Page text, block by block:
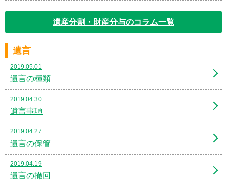
遺産分割・財産分与のコラム一覧
遺言
2019.05.01
遺言の種類
2019.04.30
遺言事項
2019.04.27
遺言の保管
2019.04.19
遺言の撤回